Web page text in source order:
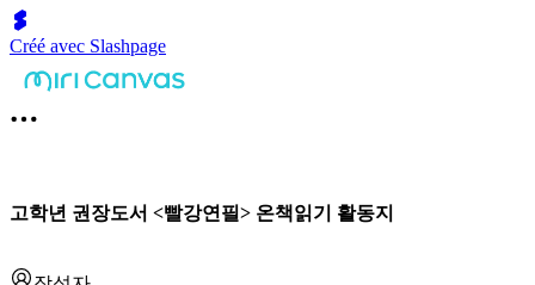
Créé avec Slashpage
고학년 권장도서 <빨강연필> 온책읽기 활동지